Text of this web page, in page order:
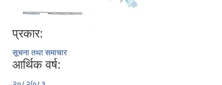
प्रकार:
सूचना तथा समाचार
आर्थिक वर्ष: